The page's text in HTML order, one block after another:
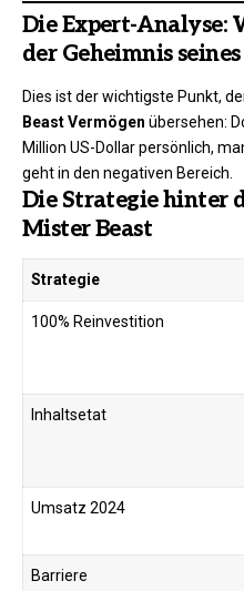
Die Expert-Analyse:
der Geheimnis
Dies ist der wichtigste Punkt,
Beast Vermögen übersehen:
Million US-Dollar persönlich,
geht in den negativen Bereich.
Die Strategie hinter
Mister Beast
Strategie
100% Reinvestition
Inhaltsetat
Umsatz 2024
Barriere